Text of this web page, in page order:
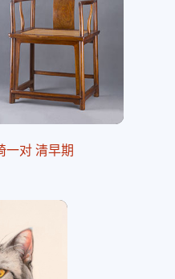
一对 清早期